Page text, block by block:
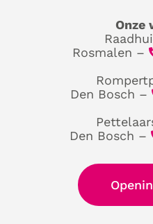
Onze
Rosmalen –
Den Bosch –
Den Bosch –